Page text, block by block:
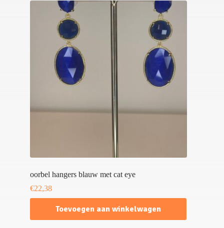
oorbel hangers blauw met cat eye
€22,38
Toevoegen aan winkelwagen